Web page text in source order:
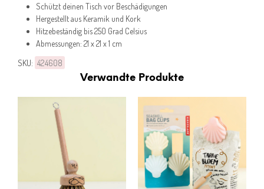
Schützt deinen Tisch vor Beschädigungen
Hergestellt aus Keramik und Kork
Hitzebeständig bis 250 Grad Celsius
Abmessungen: 21 x 21 x 1 cm
SKU: 424608
Verwandte Produkte